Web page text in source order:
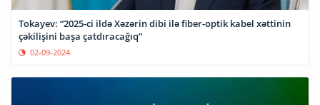
Tokayev: “2025-ci ildə Xəzərin dibi ilə fiber-optik kabel xəttinin
çəkilişini başa çatdıracağıq”
02-09-2024